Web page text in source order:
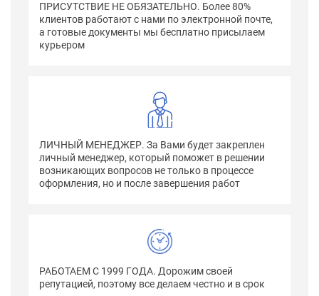
ПРИСУТСТВИЕ НЕ ОБЯЗАТЕЛЬНО. Более 80%
клиентов работают с нами по электронной почте,
а готовые документы мы бесплатно присылаем
курьером
ЛИЧНЫЙ МЕНЕДЖЕР. За Вами будет закреплен
личный менеджер, который поможет в решении
возникающих вопросов не только в процессе
оформления, но и после завершения работ
РАБОТАЕМ С 1999 ГОДА. Дорожим своей
репутацией, поэтому все делаем честно и в срок